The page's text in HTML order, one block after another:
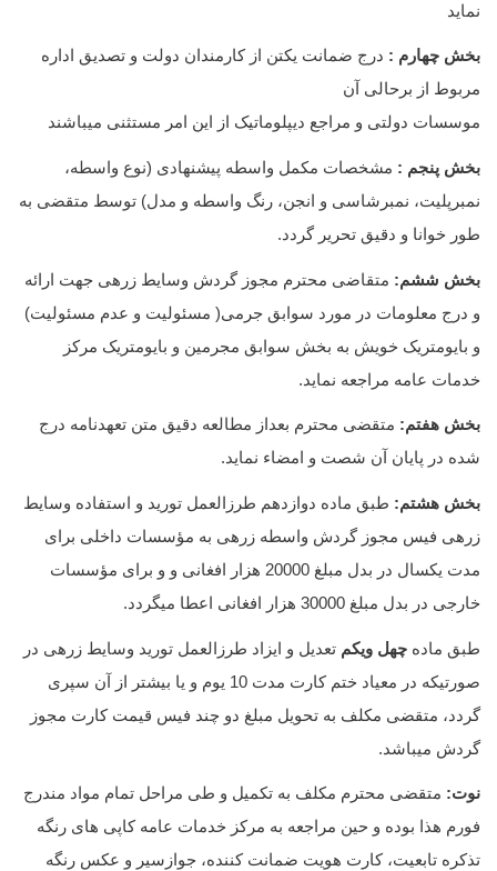
نماید
بخش چهارم : درج ضمانت یکتن از کارمندان دولت و تصدیق اداره
مربوط از برحالی آن
موسسات دولتی و مراجع دیپلوماتیک از این امر مستثنی میباشند
بخش پنجم : مشخصات مکمل واسطه پیشنهادی (نوع واسطه،
نمبرپلیت، نمبرشاسی و انجن، رنگ واسطه و مدل) توسط متقضی به
طور خوانا و دقیق تحریر گردد.
بخش ششم: متقاضی محترم مجوز گردش وسایط زرهی جهت ارائه
و درج معلومات در مورد سوابق جرمی( مسئولیت و عدم مسئولیت)
و بایومتریک خویش به بخش سوابق مجرمین و بایومتریک مرکز
خدمات عامه مراجعه نماید.
بخش هفتم: متقضی محترم بعداز مطالعه دقیق متن تعهدنامه درج
شده در پایان آن شصت و امضاء نماید.
بخش هشتم: طبق ماده دوازدهم طرزالعمل تورید و استفاده وسایط
زرهی فیس مجوز گردش واسطه زرهی به مؤسسات داخلی برای
مدت یکسال در بدل مبلغ 20000 هزار افغانی و و برای مؤسسات
خارجی در بدل مبلغ 30000 هزار افغانی اعطا میگردد.
طبق ماده چهل ویکم تعدیل و ایزاد طرزالعمل تورید وسایط زرهی در
صورتیکه در معیاد ختم کارت مدت 10 یوم و یا بیشتر از آن سپری
گردد، متقضی مکلف به تحویل مبلغ دو چند فیس قیمت کارت مجوز
گردش میباشد.
نوت: متقضی محترم مکلف به تکمیل و طی مراحل تمام مواد مندرج
فورم هذا بوده و حین مراجعه به مرکز خدمات عامه کاپی های رنگه
تذکره تابعیت، کارت هویت ضمانت کننده، جوازسیر و عکس رنگه